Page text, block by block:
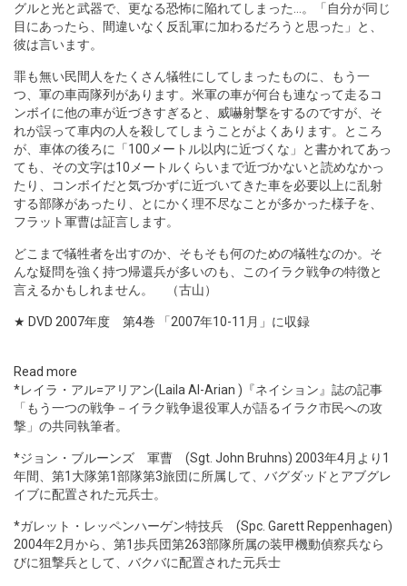
グルと光と武器で、更なる恐怖に陥れてしまった…。「自分が同じ
目にあったら、間違いなく反乱軍に加わるだろうと思った」と、
彼は言います。
罪も無い民間人をたくさん犠牲にしてしまったものに、もう一
つ、軍の車両隊列があります。米軍の車が何台も連なって走るコ
ンボイに他の車が近づきすぎると、威嚇射撃をするのですが、そ
れが誤って車内の人を殺してしまうことがよくあります。ところ
が、車体の後ろに「100メートル以内に近づくな」と書かれてあっ
ても、その文字は10メートルくらいまで近づかないと読めなかっ
たり、コンボイだと気づかずに近づいてきた車を必要以上に乱射
する部隊があったり、とにかく理不尽なことが多かった様子を、
フラット軍曹は証言します。
どこまで犠牲者を出すのか、そもそも何のための犠牲なのか。そ
んな疑問を強く持つ帰還兵が多いのも、このイラク戦争の特徴と
言えるかもしれません。 （古山）
★ DVD 2007年度 第4巻 「2007年10-11月」に収録
Read more
*レイラ・アル=アリアン(Laila Al-Arian )『ネイション』誌の記事
「もう一つの戦争－イラク戦争退役軍人が語るイラク市民への攻
撃」の共同執筆者。
*ジョン・ブルーンズ 軍曹 (Sgt. John Bruhns) 2003年4月より1
年間、第1大隊第1部隊第3旅団に所属して、バグダッドとアブグレ
イブに配置された元兵士。
*ガレット・レッペンハーゲン特技兵 (Spc. Garett Reppenhagen)
2004年2月から、第1歩兵団第263部隊所属の装甲機動偵察兵なら
びに狙撃兵として、バクバに配置された元兵士